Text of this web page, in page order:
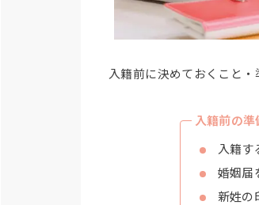
入籍前に決めておくこと・
入籍前の準
入籍す
婚姻届
新姓の